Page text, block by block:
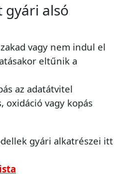
alsó
vagy nem indul el
eltűnik a
az adatátvitel
oxidáció vagy kopás
gyári alkatrészei itt